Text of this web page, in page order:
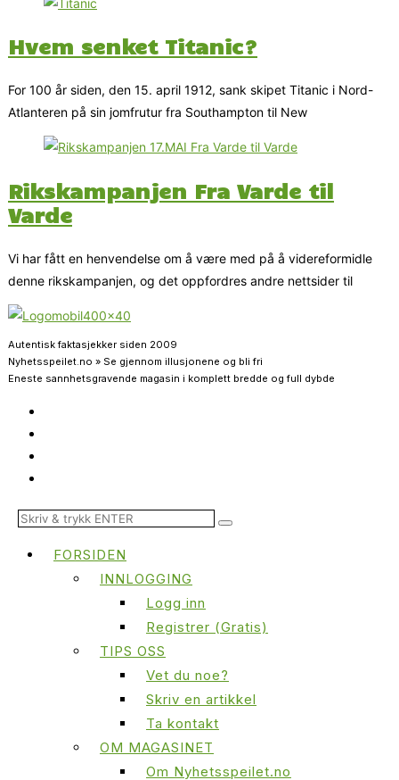
Hvem senket Titanic?
For 100 år siden, den 15. april 1912, sank skipet Titanic i Nord-
Atlanteren på sin jomfrutur fra Southampton til New
Rikskampanjen Fra Varde til
Varde
Vi har fått en henvendelse om å være med på å videreformidle
denne rikskampanjen, og det oppfordres andre nettsider til
Autentisk faktasjekker siden 2009
Nyhetsspeilet.no » Se gjennom illusjonene og bli fri
Eneste sannhetsgravende magasin i komplett bredde og full dybde
FORSIDEN
INNLOGGING
Logg inn
Registrer (Gratis)
TIPS OSS
Vet du noe?
Skriv en artikkel
Ta kontakt
OM MAGASINET
Om Nyhetsspeilet.no